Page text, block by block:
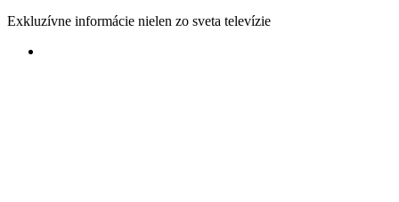
Exkluzívne informácie nielen zo sveta televízie